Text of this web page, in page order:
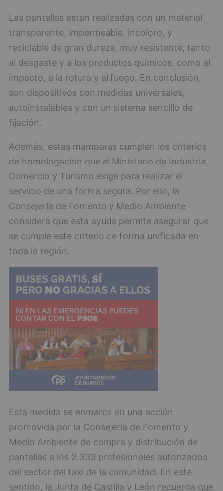
Las pantallas están realizadas con un material
transparente, impermeable, incoloro, y
reciclable de gran dureza, muy resistente, tanto
al desgaste y a los productos químicos, como al
impacto, a la rotura y al fuego. En conclusión,
son dispositivos con medidas universales,
autoinstalables y con un sistema sencillo de
fijación.
Además, estas mamparas cumplen los criterios
de homologación que el Ministerio de Industria,
Comercio y Turismo exige para realizar el
servicio de una forma segura. Por ello, la
Consejería de Fomento y Medio Ambiente
considera que esta ayuda permite asegurar que
se cumple este criterio de forma unificada en
toda la región.
Esta medida se enmarca en una acción
promovida por la Consejería de Fomento y
Medio Ambiente de compra y distribución de
pantallas a los 2.333 profesionales autorizados
del sector del taxi de la comunidad. En este
sentido, la Junta de Castilla y León recuerda que